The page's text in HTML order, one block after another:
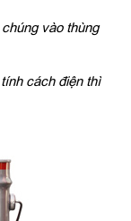
vào thùng
cách điện thì